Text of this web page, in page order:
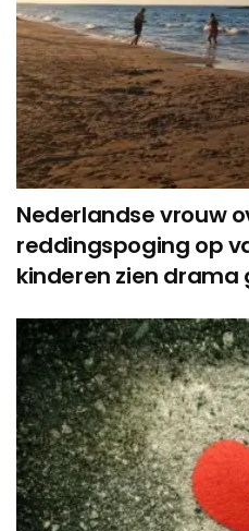
Nederlandse vrouw
reddingspoging op
kinderen zien drama